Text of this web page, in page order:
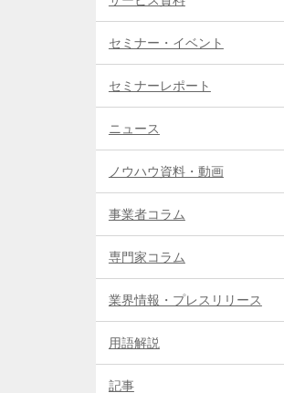
セミナー・イベント
セミナーレポート
ニュース
ノウハウ資料・動画
事業者コラム
専門家コラム
業界情報・プレスリリース
用語解説
記事